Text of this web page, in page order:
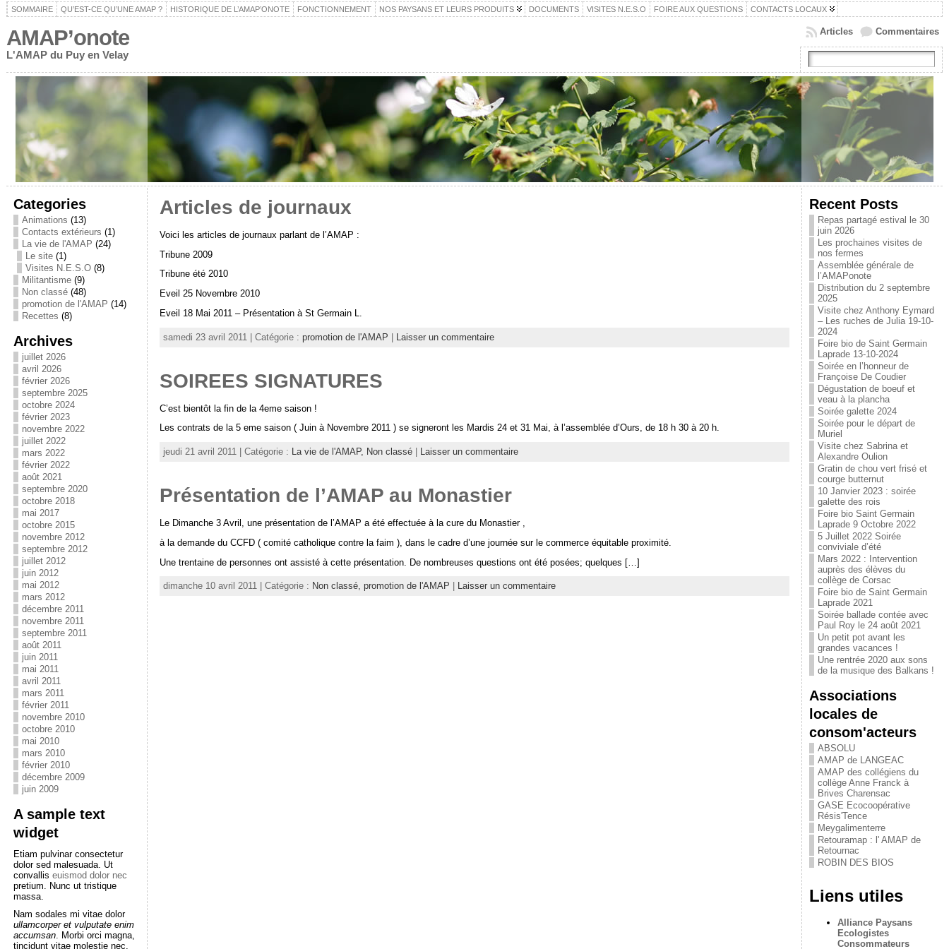
SOMMAIRE QU’EST-CE QU’UNE AMAP ? HISTORIQUE DE L’AMAP’ONOTE FONCTIONNEMENT NOS PAYSANS ET LEURS PRODUITS DOCUMENTS VISITES N.E.S.O FOIRE AUX QUESTIONS CONTACTS LOCAUX
AMAP’onote
L'AMAP du Puy en Velay
Commentaires
Articles
Categories
Animations (13)
Contacts extérieurs (1)
La vie de l'AMAP (24)
Le site(1)
Visites N.E.S.O(8)
Militantisme(9)
Non classé(48)
promotion de l'AMAP (14)
Recettes (8)
Archives
juillet 2026
avril 2026
février 2026
septembre 2025
octobre 2024
février 2023
novembre 2022
juillet 2022
mars 2022
février 2022
août 2021
septembre 2020
octobre 2018
mai 2017
octobre 2015
novembre 2012
septembre 2012
juillet 2012
juin 2012
mai 2012
mars 2012
décembre 2011
novembre 2011
septembre 2011
août 2011
juin 2011
mai 2011
avril 2011
mars 2011
février 2011
novembre 2010
octobre 2010
mai 2010
mars 2010
février 2010
décembre 2009
juin 2009
A sample text
widget
Etiam pulvinar consectetur
dolor sed malesuada. Ut
convallis euismod dolor nec
pretium. Nunc ut tristique
massa.
Nam sodales mi vitae dolor
ullamcorper et vulputate enim
accumsan. Morbi orci magna,
tincidunt vitae molestie nec,
Articles de journaux
Voici les articles de journaux parlant de l’AMAP :
Tribune 2009
Tribune été 2010
Eveil 25 Novembre 2010
Eveil 18 Mai 2011 – Présentation à St Germain L.
samedi 23 avril 2011 | Catégorie : promotion de l'AMAP Laisser un commentaire
SOIREES SIGNATURES
C’est bientôt la fin de la 4eme saison !
Les contrats de la 5 eme saison ( Juin à Novembre 2011 ) se signeront les Mardis 24 et 31 Mai, à l’assemblée d’Ours, de 18 h 30 à 20 h.
jeudi 21 avril 2011 | Catégorie : La vie de l'AMAP, Non classé| Laisser un commentaire
Présentation de l’AMAP au Monastier
Le Dimanche 3 Avril, une présentation de l’AMAP a été effectuée à la cure du Monastier ,
à la demande du CCFD ( comité catholique contre la faim ), dans le cadre d’une journée sur le commerce équitable proximité.
Une trentaine de personnes ont assisté à cette présentation. De nombreuses questions ont été posées; quelques […]
dimanche 10 avril 2011 | Catégorie : Non classé, promotion de l'AMAP Laisser un commentaire
Recent Posts
Repas partagé estival le 30
juin 2026
Les prochaines visites de
nos fermes
Assemblée générale de
l’AMAPonote
Distribution du 2 septembre
2025
Visite chez Anthony Eymard
– Les ruches de Julia 19-10-
2024
Foire bio de Saint Germain
Laprade 13-10-2024
Soirée en l’honneur de
Françoise De Coudier
Dégustation de boeuf et
veau à la plancha
Soirée galette 2024
Soirée pour le départ de
Muriel
Visite chez Sabrina et
Alexandre Oulion
Gratin de chou vert frisé et
courge butternut
10 Janvier 2023 : soirée
galette des rois
Foire bio Saint Germain
Laprade 9 Octobre 2022
5 Juillet 2022 Soirée
conviviale d’été
Mars 2022 : Intervention
auprès des élèves du
collège de Corsac
Foire bio de Saint Germain
Laprade 2021
Soirée ballade contée avec
Paul Roy le 24 août 2021
Un petit pot avant les
grandes vacances !
Une rentrée 2020 aux sons
de la musique des Balkans !
Associations
locales de
consom'acteurs
ABSOLU
AMAP de LANGEAC
AMAP des collégiens du
collège Anne Franck à
Brives Charensac
GASE Ecocoopérative
Résis'Tence
Meygalimenterre
Retouramap : l' AMAP de
Retournac
ROBIN DES BIOS
Liens utiles
Alliance Paysans
Ecologistes
Consommateurs